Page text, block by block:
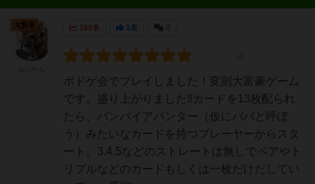
169名 1名
ボドゲ会でプレイしました！変則大富豪ゲーム
です。盛り上がりました‼️カードを13枚配られ
たら、バンパイアパンター（仮にババと呼ぼ
う）みたいなカードを持つプレーヤーからスタ
ート。3.4.5などのストレートは無しでペアやト
リプルなどのカードもしくは一枚だけだしてい
大賢者